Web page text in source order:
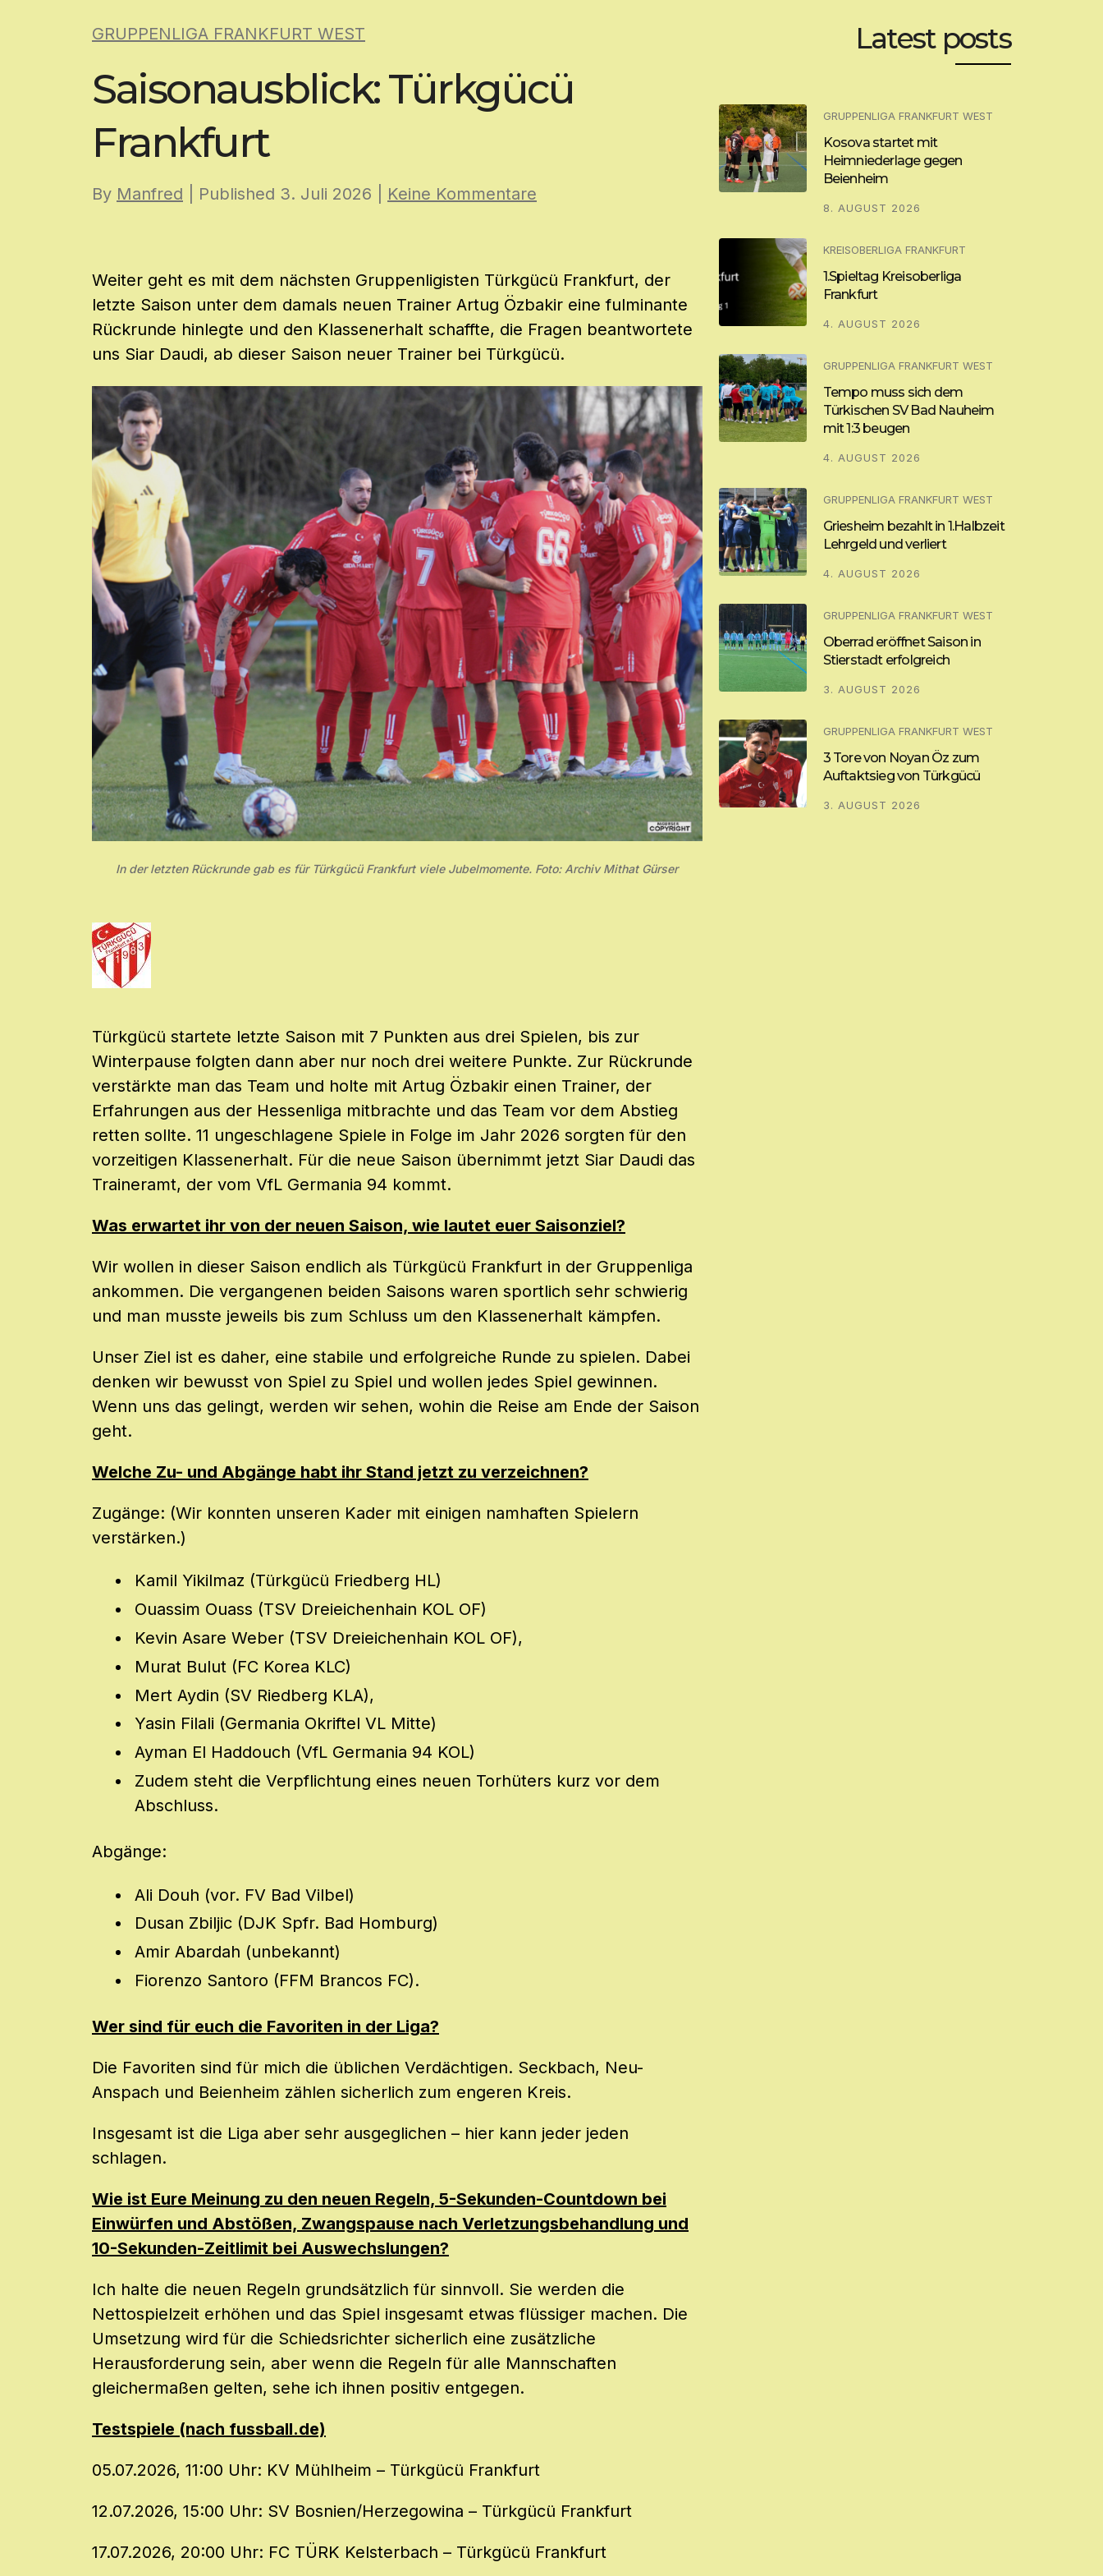
GRUPPENLIGA FRANKFURT WEST
Saisonausblick: Türkgücü
Frankfurt
By Manfred | Published 3. Juli 2026 Keine Kommentare
Weiter geht es mit dem nächsten Gruppenligisten Türkgücü Frankfurt, der
letzte Saison unter dem damals neuen Trainer Artug Özbakir eine fulminante
Rückrunde hinlegte und den Klassenerhalt schaffte, die Fragen beantwortete
uns Siar Daudi, ab dieser Saison neuer Trainer bei Türkgücü.
In der letzten Rückrunde gab es für Türkgücü Frankfurt viele Jubelmomente. Foto: Archiv Mithat Gürser
Türkgücü startete letzte Saison mit 7 Punkten aus drei Spielen, bis zur
Winterpause folgten dann aber nur noch drei weitere Punkte. Zur Rückrunde
verstärkte man das Team und holte mit Artug Özbakir einen Trainer, der
Erfahrungen aus der Hessenliga mitbrachte und das Team vor dem Abstieg
retten sollte. 11 ungeschlagene Spiele in Folge im Jahr 2026 sorgten für den
vorzeitigen Klassenerhalt. Für die neue Saison übernimmt jetzt Siar Daudi das
Traineramt, der vom VfL Germania 94 kommt.
Was erwartet ihr von der neuen Saison, wie lautet euer Saisonziel?
Wir wollen in dieser Saison endlich als Türkgücü Frankfurt in der Gruppenliga
ankommen. Die vergangenen beiden Saisons waren sportlich sehr schwierig
und man musste jeweils bis zum Schluss um den Klassenerhalt kämpfen.
Unser Ziel ist es daher, eine stabile und erfolgreiche Runde zu spielen. Dabei
denken wir bewusst von Spiel zu Spiel und wollen jedes Spiel gewinnen.
Wenn uns das gelingt, werden wir sehen, wohin die Reise am Ende der Saison
geht.
Welche Zu- und Abgänge habt ihr Stand jetzt zu verzeichnen?
Zugänge: (Wir konnten unseren Kader mit einigen namhaften Spielern
verstärken.)
Kamil Yikilmaz (Türkgücü Friedberg HL)
Ouassim Ouass (TSV Dreieichenhain KOL OF)
Kevin Asare Weber (TSV Dreieichenhain KOL OF),
Murat Bulut (FC Korea KLC)
Mert Aydin (SV Riedberg KLA),
Yasin Filali (Germania Okriftel VL Mitte)
Ayman El Haddouch (VfL Germania 94 KOL)
Zudem steht die Verpflichtung eines neuen Torhüters kurz vor dem
Abschluss.
Abgänge:
Ali Douh (vor. FV Bad Vilbel)
Dusan Zbiljic (DJK Spfr. Bad Homburg)
Amir Abardah (unbekannt)
Fiorenzo Santoro (FFM Brancos FC).
Wer sind für euch die Favoriten in der Liga?
Die Favoriten sind für mich die üblichen Verdächtigen. Seckbach, Neu-
Anspach und Beienheim zählen sicherlich zum engeren Kreis.
Insgesamt ist die Liga aber sehr ausgeglichen – hier kann jeder jeden
schlagen.
Wie ist Eure Meinung zu den neuen Regeln, 5-Sekunden-Countdown bei
Einwürfen und Abstößen, Zwangspause nach Verletzungsbehandlung und
10-Sekunden-Zeitlimit bei Auswechslungen?
Ich halte die neuen Regeln grundsätzlich für sinnvoll. Sie werden die
Nettospielzeit erhöhen und das Spiel insgesamt etwas flüssiger machen. Die
Umsetzung wird für die Schiedsrichter sicherlich eine zusätzliche
Herausforderung sein, aber wenn die Regeln für alle Mannschaften
gleichermaßen gelten, sehe ich ihnen positiv entgegen.
Testspiele (nach fussball.de)
05.07.2026, 11:00 Uhr: KV Mühlheim – Türkgücü Frankfurt
12.07.2026, 15:00 Uhr: SV Bosnien/Herzegowina – Türkgücü Frankfurt
17.07.2026, 20:00 Uhr: FC TÜRK Kelsterbach – Türkgücü Frankfurt
Latest posts
GRUPPENLIGA FRANKFURT WEST
Kosova startet mit
Heimniederlage gegen
Beienheim
8. AUGUST 2026
KREISOBERLIGA FRANKFURT
1.Spieltag Kreisoberliga
Frankfurt
4. AUGUST 2026
GRUPPENLIGA FRANKFURT WEST
Tempo muss sich dem
Türkischen SV Bad Nauheim
mit 1:3 beugen
4. AUGUST 2026
GRUPPENLIGA FRANKFURT WEST
Griesheim bezahlt in 1.Halbzeit
Lehrgeld und verliert
4. AUGUST 2026
GRUPPENLIGA FRANKFURT WEST
Oberrad eröffnet Saison in
Stierstadt erfolgreich
3. AUGUST 2026
GRUPPENLIGA FRANKFURT WEST
3 Tore von Noyan Öz zum
Auftaktsieg von Türkgücü
3. AUGUST 2026